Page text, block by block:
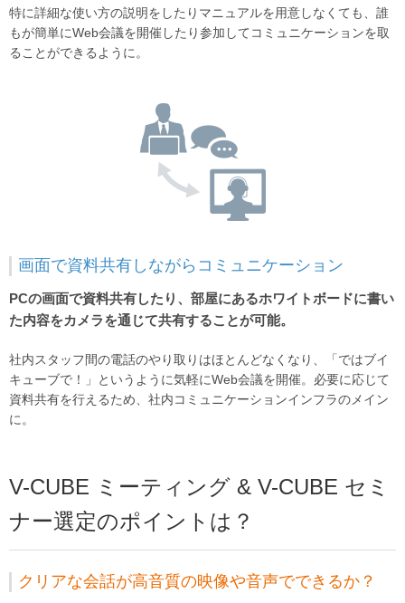
特に詳細な使い方の説明をしたりマニュアルを用意しなくても、誰
もが簡単にWeb会議を開催したり参加してコミュニケーションを取
ることができるように。
画面で資料共有しながらコミュニケーション
PCの画面で資料共有したり、部屋にあるホワイトボードに書い
た内容をカメラを通じて共有することが可能。
社内スタッフ間の電話のやり取りはほとんどなくなり、「ではブイ
キューブで！」というように気軽にWeb会議を開催。必要に応じて
資料共有を行えるため、社内コミュニケーションインフラのメイン
に。
V-CUBE ミーティング & V-CUBE セミ
ナー選定のポイントは？
クリアな会話が高音質の映像や音声でできるか？